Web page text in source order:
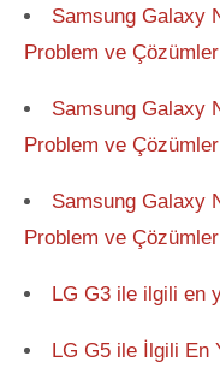
Samsung Galaxy
Problem ve
Samsung Galaxy
Problem ve
Samsung Galaxy
Problem ve
LG G3 ile ilgili en
LG G5 ile İlgili En